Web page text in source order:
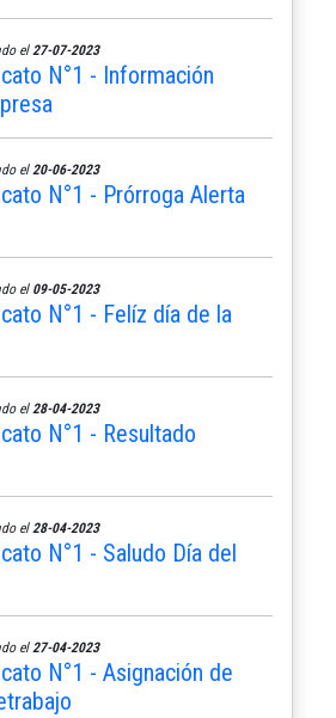
el 27-07-2023
N°1 - Información
el 20-06-2023
N°1 - Prórroga Alerta
el 09-05-2023
N°1 - Felíz día de la
el 28-04-2023
N°1 - Resultado
el 28-04-2023
N°1 - Saludo Día del
el 27-04-2023
N°1 - Asignación de